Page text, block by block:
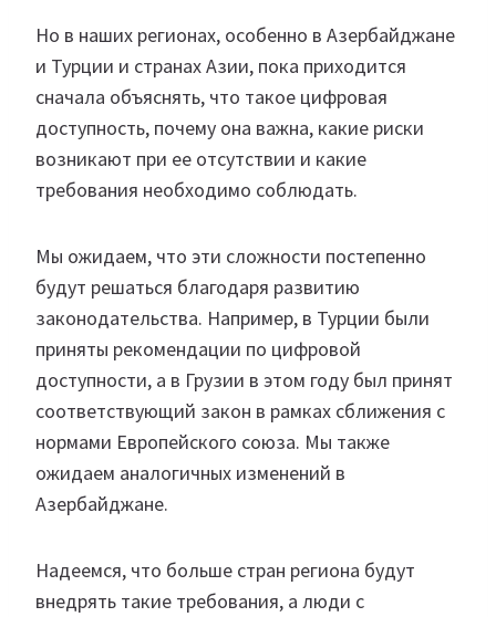
Но в наших регионах, особенно в Азербайджане
и Турции и странах Азии, пока приходится
сначала объяснять, что такое цифровая
доступность, почему она важна, какие риски
возникают при ее отсутствии и какие
требования необходимо соблюдать.
Мы ожидаем, что эти сложности постепенно
будут решаться благодаря развитию
законодательства. Например, в Турции были
приняты рекомендации по цифровой
доступности, а в Грузии в этом году был принят
соответствующий закон в рамках сближения с
нормами Европейского союза. Мы также
ожидаем аналогичных изменений в
Азербайджане.
Надеемся, что больше стран региона будут
внедрять такие требования, а люди с